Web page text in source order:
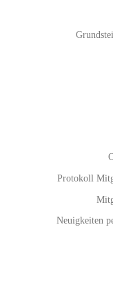
Protokoll
Neuigkeiten